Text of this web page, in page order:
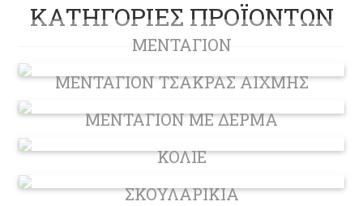
ΚΑΤΗΓΟΡΙΕΣ ΠΡΟΪΟΝΤΩΝ
ΜΕΝΤΑΓΙΟΝ
ΜΕΝΤΑΓΙΟΝ ΤΣΑΚΡΑΣ ΑΙΧΜΗΣ
ΜΕΝΤΑΓΙΟΝ ΜΕ ΔΕΡΜΑ
ΚΟΛΙΕ
ΣΚΟΥΛΑΡΙΚΙΑ